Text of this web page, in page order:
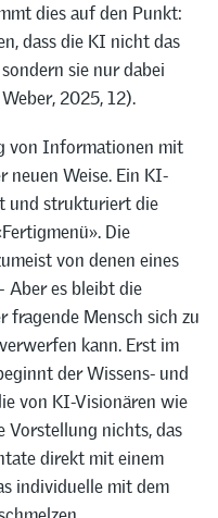
dies auf den Punkt:
dass die KI nicht das
sie nur dabei
2025, 12).
von Informationen mit
neuen Weise. Ein KI-
und strukturiert die
Die
von denen eines
Aber es bleibt die
fragende Mensch sich zu
kann. Erst im
der Wissens- und
von KI-Visionären wie
Vorstellung nichts, das
direkt mit einem
individuelle mit dem